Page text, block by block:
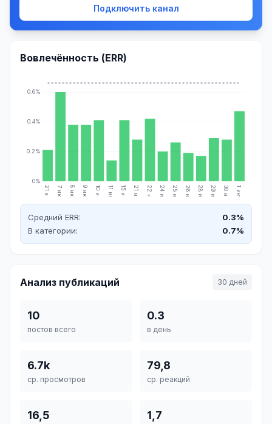
Подключить канал
Вовлечённость (ERR)
21 апр. 7 июн. 8 июн. 9 июн. 10 июн. 11 июн. 15 июн. 21 июн. 22 июн. 24 июн. 25 июн. 26 июн. 28 июн. 29 июн. 30 июн. 1 июл.
0%
0.2%
0.4%
0.6%
Средний ERR:
0.3%
В категории:
0.7%
Анализ публикаций 30 дней
10
постов всего
0.3
в день
6.7k
ср. просмотров
79,8
ср. реакций
16,5 1,7